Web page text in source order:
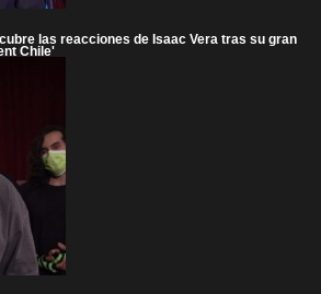
las reacciones de Isaac Vera tras su gran
Chile'